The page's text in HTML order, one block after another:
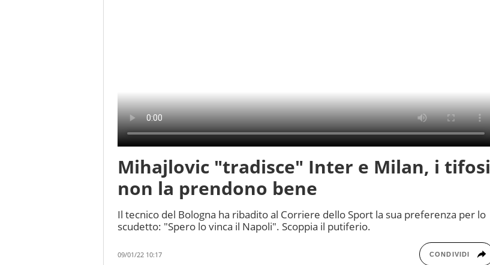
Mihajlovic "tradisce" Inter e Milan, i tifosi
non la prendono bene
Il tecnico del Bologna ha ribadito al Corriere dello Sport la sua preferenza per lo
scudetto: "Spero lo vinca il Napoli". Scoppia il putiferio.
09/01/22 10:17 CONDIVIDI